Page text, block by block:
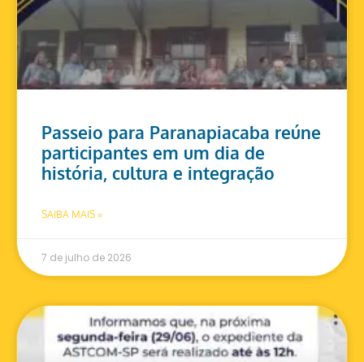
Passeio para Paranapiacaba reúne
participantes em um dia de
história, cultura e integração
SAIBA MAIS »
7 de julho de 2026